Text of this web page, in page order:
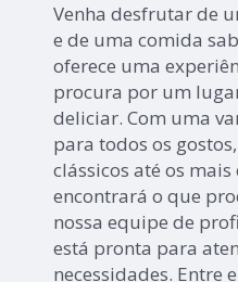
Venha desfrutar de
e de uma comida
oferece uma
procura por um
deliciar. Com uma
para todos os
clássicos até os mais
encontrará o que
nossa equipe de
está pronta para
necessidades. Entre